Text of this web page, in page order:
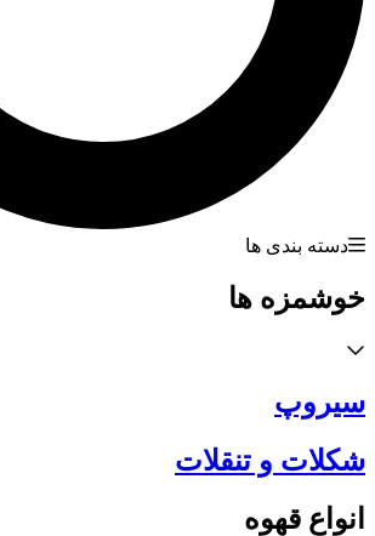
دسته بندی ها
خوشمزه ها
سیروپ
شکلات و تنقلات
انواع قهوه